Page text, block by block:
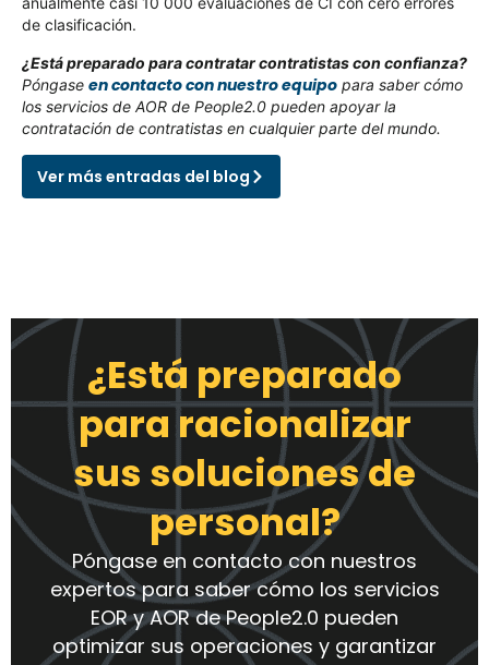
de clasificación.
¿Está preparado para contratar contratistas con confianza?
Póngase en contacto con nuestro equipo para saber cómo
los servicios de AOR de People2.0 pueden apoyar la
contratación de contratistas en cualquier parte del mundo.
Ver más entradas del blog
¿Está preparado
para racionalizar
sus soluciones de
personal?
Póngase en contacto con nuestros
expertos para saber cómo los servicios
EOR y AOR de People2.0 pueden
optimizar sus operaciones y garantizar